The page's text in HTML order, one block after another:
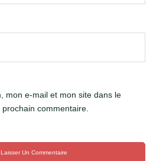
mon e-mail et mon site dans le
commentaire.